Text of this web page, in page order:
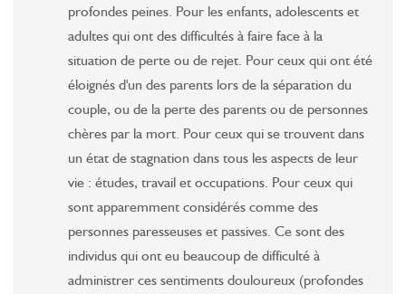
profondes peines. Pour les enfants, adolescents et
adultes qui ont des difficultés à faire face à la
situation de perte ou de rejet. Pour ceux qui ont été
éloignés d'un des parents lors de la séparation du
couple, ou de la perte des parents ou de personnes
chères par la mort. Pour ceux qui se trouvent dans
un état de stagnation dans tous les aspects de leur
vie : études, travail et occupations. Pour ceux qui
sont apparemment considérés comme des
personnes paresseuses et passives. Ce sont des
individus qui ont eu beaucoup de difficulté à
administrer ces sentiments douloureux (profondes